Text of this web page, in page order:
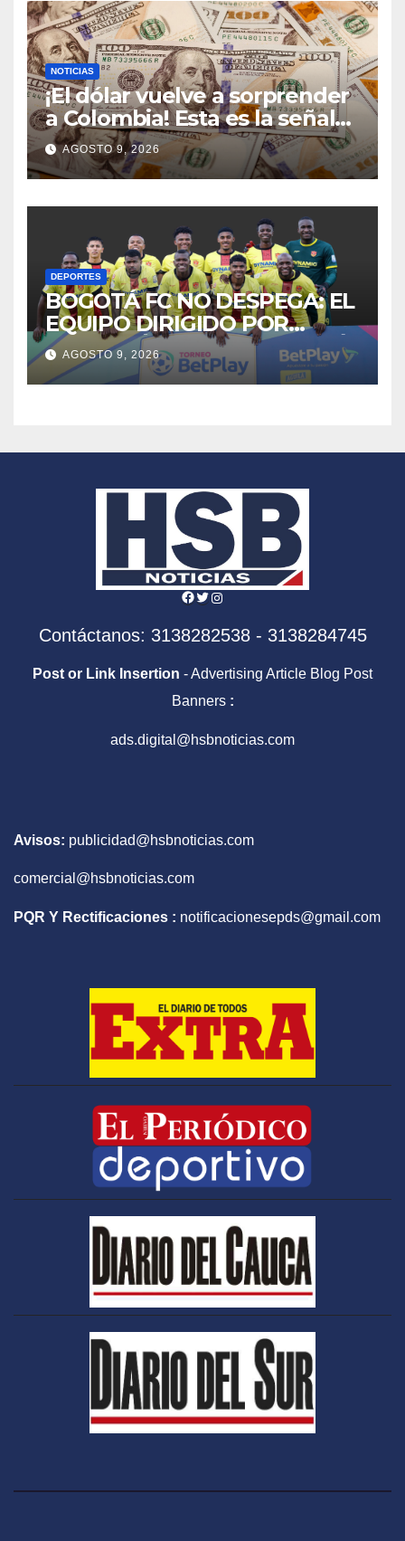
NOTICIAS
¡El dólar vuelve a sorprender
a Colombia! Esta es la señal
que podría cambiar el rumbo
de la moneda en agosto
AGOSTO 9, 2026
DEPORTES
BOGOTÁ FC NO DESPEGA: EL
EQUIPO DIRIGIDO POR
SEBASTIÁN BOTERO SUFRIÓ
OTRA DERROTA DE LOCAL,
PONIENDO EN RIESGO LA
AGOSTO 9, 2026
Facebook
Twitter
Instagram
Contáctanos: 3138282538 - 3138284745
Post or Link Insertion - Advertising Article Blog Post
Banners :
ads.digital@hsbnoticias.com
Avisos: publicidad@hsbnoticias.com
comercial@hsbnoticias.com
PQR Y Rectificaciones : notificacionesepds@gmail.com